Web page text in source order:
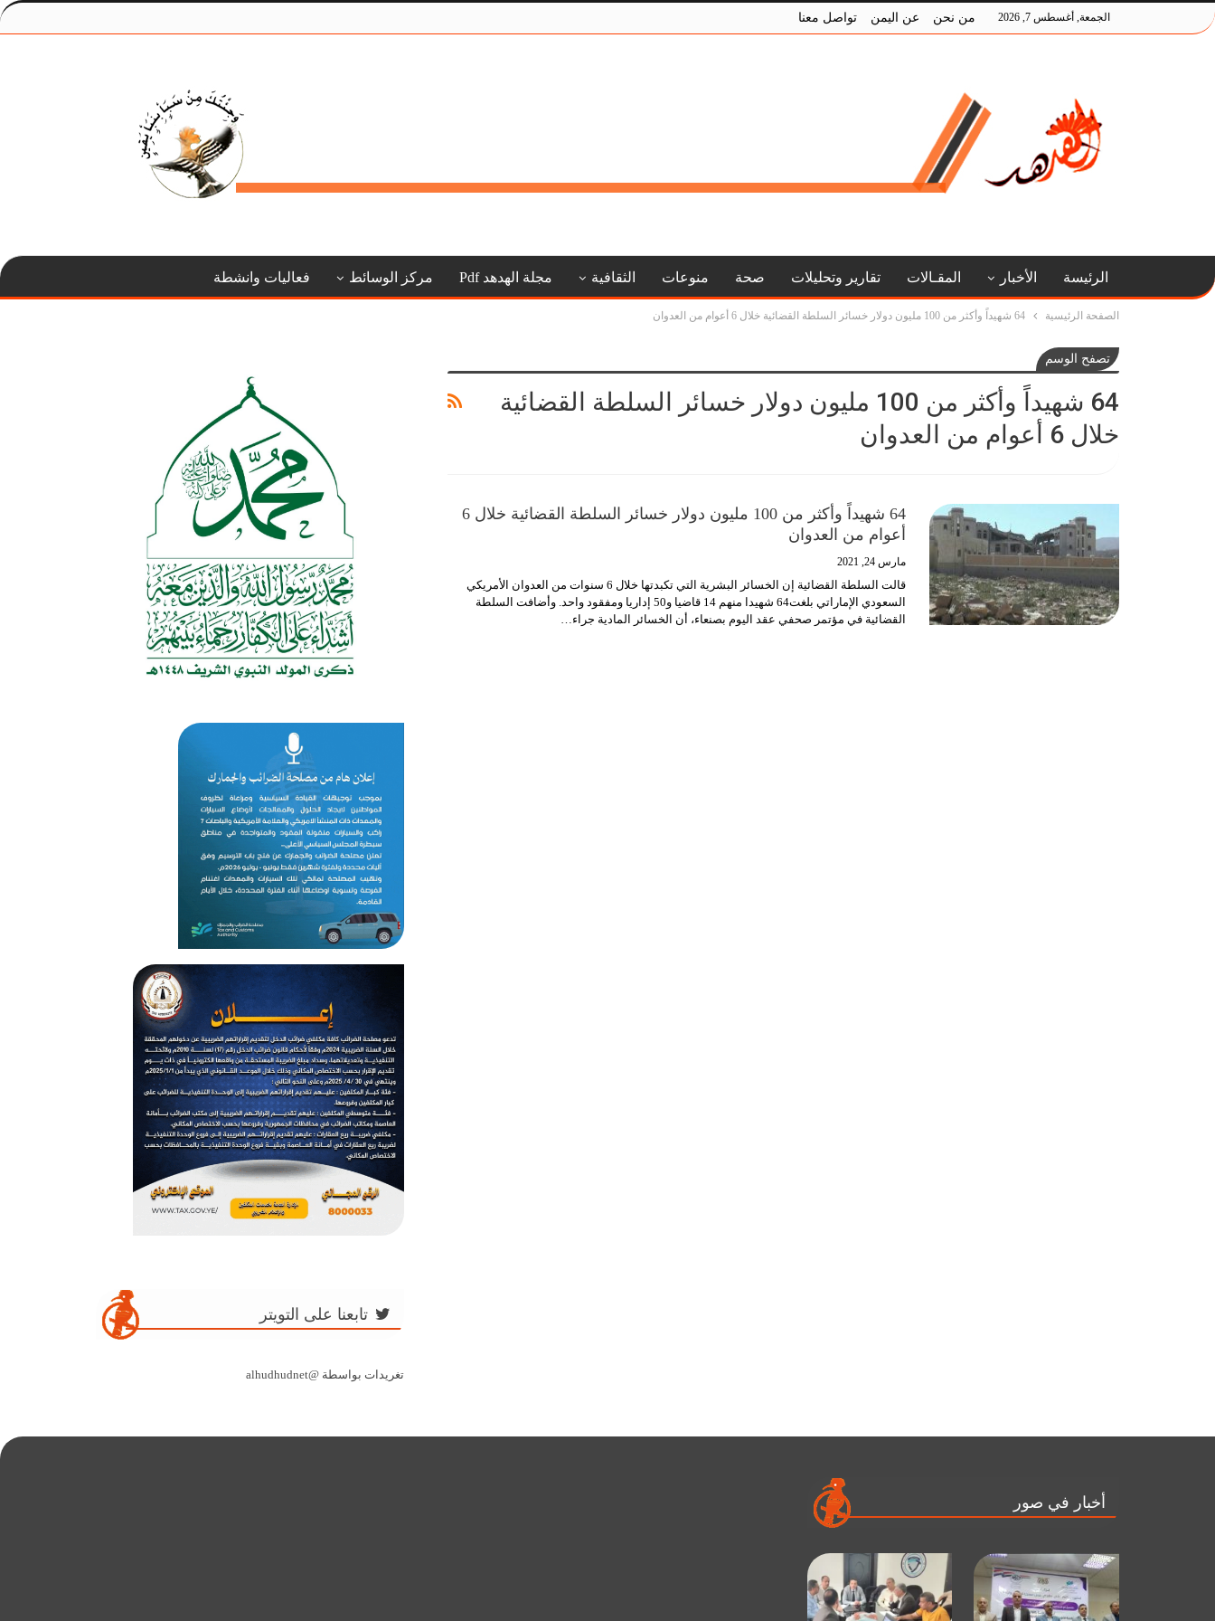
الجمعة, أغسطس 7, 2026 من نحن عن اليمن تواصل معنا
الرئيسة الأخبار المقـالات تقارير وتحليلات صحة منوعات الثقافية مجلة الهدهد Pdf مركز الوسائط فعاليات وانشطة
الصفحة الرئيسية 64 شهيداً وأكثر من 100 مليون دولار خسائر السلطة القضائية خلال 6 أعوام من العدوان
تصفح الوسم
64 شهيداً وأكثر من 100 مليون دولار خسائر السلطة القضائية
خلال 6 أعوام من العدوان
64 شهيداً وأكثر من 100 مليون دولار خسائر السلطة القضائية خلال 6
أعوام من العدوان
مارس 24, 2021
قالت السلطة القضائية إن الخسائر البشرية التي تكبدتها خلال 6 سنوات من العدوان الأمريكي
السعودي الإماراتي بلغت64 شهيدا منهم 14 قاضيا و50 إداريا ومفقود واحد. وأضافت السلطة
القضائية في مؤتمر صحفي عقد اليوم بصنعاء، أن الخسائر المادية جراء…
تابعنا على التويتر
تغريدات بواسطة @alhudhudnet
أخبار في صور